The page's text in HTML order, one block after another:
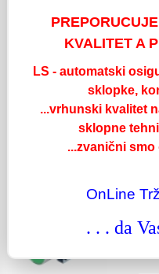
KVALITET A
LS - automatski
sklopke,
...vrhunski kvalitet
sklopne
...zvanični
OnLine
. . . da
Taster Fi-22 NO ZELENI
Šifra:
MP
kom:
Šifra:
MP